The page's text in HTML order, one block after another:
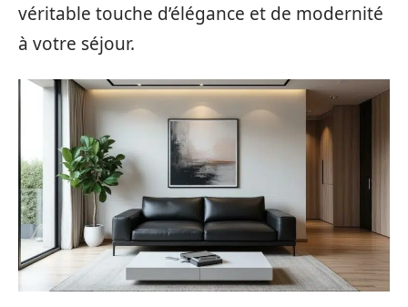
véritable touche d’élégance et de modernité
à votre séjour.